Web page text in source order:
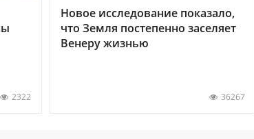
2322
Новое исследование показало,
что Земля постепенно заселяет
Венеру жизнью
36267